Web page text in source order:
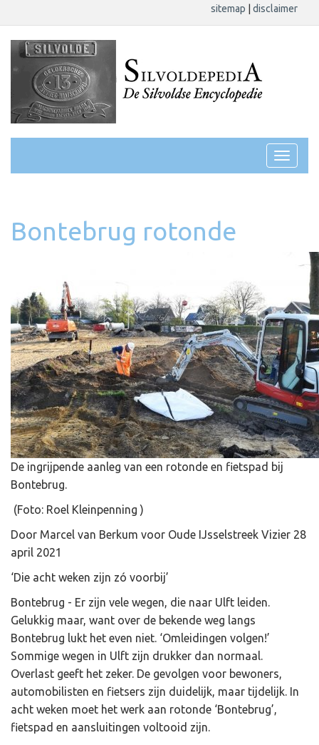
sitemap disclaimer
Bontebrug rotonde
De ingrijpende aanleg van een rotonde en fietspad bij
Bontebrug.
(Foto: Roel Kleinpenning )
Door Marcel van Berkum voor Oude IJsselstreek Vizier 28
april 2021
‘Die acht weken zijn zó voorbij’
Bontebrug - Er zijn vele wegen, die naar Ulft leiden.
Gelukkig maar, want over de bekende weg langs
Bontebrug lukt het even niet. ‘Omleidingen volgen!’
Sommige wegen in Ulft zijn drukker dan normaal.
Overlast geeft het zeker. De gevolgen voor bewoners,
automobilisten en fietsers zijn duidelijk, maar tijdelijk. In
acht weken moet het werk aan rotonde ‘Bontebrug’,
fietspad en aansluitingen voltooid zijn.